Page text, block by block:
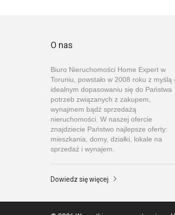
O nas
Biuro Nieruchomości Home Expert w
Toruniu, powstało w 2008 roku z myślą
idealnym dopasowaniu się do Państwa
potrzeb związanych z zakupem,
wynajmem bądź sprzedażą
nieruchomości. W naszej ofercie
znajdziecie Państwo najlepsze oferty:
mieszkania, domy, działki, lokale na
sprzedaż i wynajem.
Dowiedz się więcej